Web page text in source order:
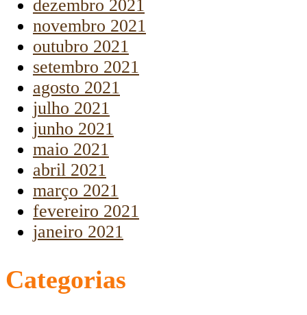
dezembro 2021
novembro 2021
outubro 2021
setembro 2021
agosto 2021
julho 2021
junho 2021
maio 2021
abril 2021
março 2021
fevereiro 2021
janeiro 2021
Categorias